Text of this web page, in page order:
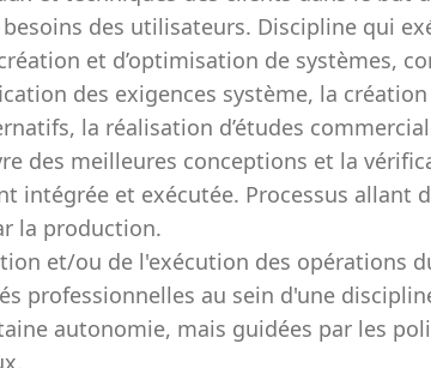
des utilisateurs. Discipline qui
et d’optimisation de systèmes,
des exigences système, la
la réalisation d’études
des meilleures conceptions et la
intégrée et exécutée. Processus allant
la production.
et/ou de l'exécution des opérations
professionnelles au sein d'une
autonomie, mais guidées par les